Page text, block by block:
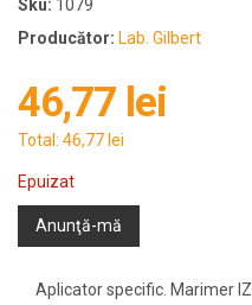
Sku: 1079
Producător: Lab. Gilbert
46,77 lei
Total: 46,77 lei
Epuizat
Anunţă-mă
Aplicator specific. Marimer